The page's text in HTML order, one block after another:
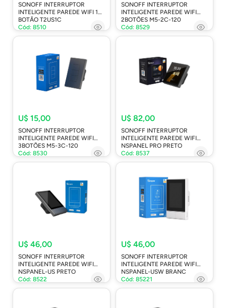
SONOFF INTERRUPTOR
INTELIGENTE PAREDE WIFI 1
BOTÃO T2US1C
Cód: 8510
SONOFF INTERRUPTOR
INTELIGENTE PAREDE WIFI
2BOTÕES M5-2C-120
Cód: 8529
U$ 15,00
SONOFF INTERRUPTOR
INTELIGENTE PAREDE WIFI
3BOTÕES M5-3C-120
Cód: 8530
U$ 82,00
SONOFF INTERRUPTOR
INTELIGENTE PAREDE WIFI
NSPANEL PRO PRETO
Cód: 8537
U$ 46,00
SONOFF INTERRUPTOR
INTELIGENTE PAREDE WIFI
NSPANEL-US PRETO
Cód: 8522
U$ 46,00
SONOFF INTERRUPTOR
INTELIGENTE PAREDE WIFI
NSPANEL-USW BRANC
Cód: 85221